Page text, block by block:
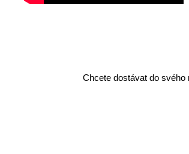
Chcete dostávat do